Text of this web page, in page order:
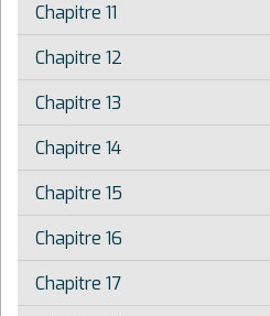
Chapitre 11
Chapitre 12
Chapitre 13
Chapitre 14
Chapitre 15
Chapitre 16
Chapitre 17